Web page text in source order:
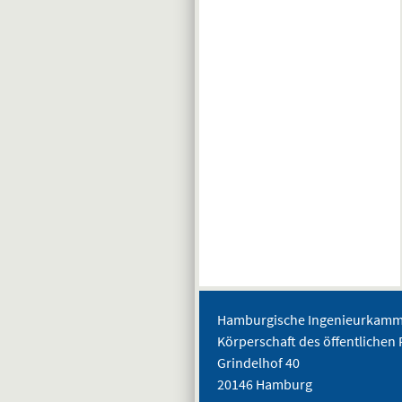
Hamburgische
Körperschaft des öffentlichen
Grindelhof 40
20146 Hamburg